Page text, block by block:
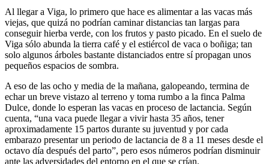
Al llegar a Viga, lo primero que hace es alimentar a las vacas más
viejas, que quizá no podrían caminar distancias tan largas para
conseguir hierba verde, con los frutos y pasto picado. En el suelo de
Viga sólo abunda la tierra café y el estiércol de vaca o boñiga; tan
solo algunos árboles bastante distanciados entre sí propagan unos
pequeños espacios de sombra.
A eso de las ocho y media de la mañana, galopeando, termina de
echar un breve vistazo al terreno y toma rumbo a la finca Palma
Dulce, donde lo esperan las vacas en proceso de lactancia. Según
cuenta, “una vaca puede llegar a vivir hasta 35 años, tener
aproximadamente 15 partos durante su juventud y por cada
embarazo presentar un periodo de lactancia de 8 a 11 meses desde el
octavo día después del parto”, pero esos números podrían disminuir
ante las adversidades del entorno en el que se crían.